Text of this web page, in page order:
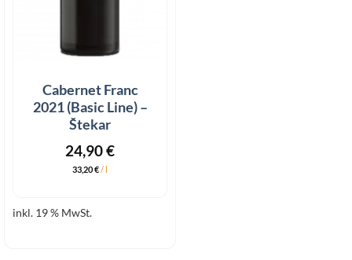
Cabernet Franc
2021 (Basic Line) –
Štekar
24,90€
33,20€/
inkl. 19 % MwSt.